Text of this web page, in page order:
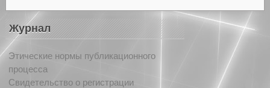
Журнал
Этические нормы публикационного
процесса
Свидетельство о регистрации